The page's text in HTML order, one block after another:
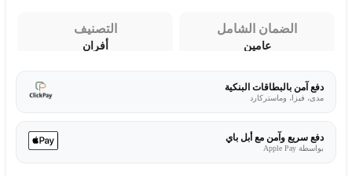
الضمان الشامل
عامين
التصنيف
أفران
دفع آمن بالبطاقات البنكية
مدى، فيزا، وماستركارد
دفع سريع وآمن مع أبل باي
بواسطة Apple Pay